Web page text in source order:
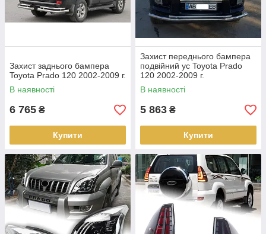
Захист заднього бампера
Toyota Prado 120 2002-2009 г.
В наявності
6 765 ₴
Купити
Захист переднього бампера
подвійний ус Toyota Prado
120 2002-2009 г.
В наявності
5 863 ₴
Купити